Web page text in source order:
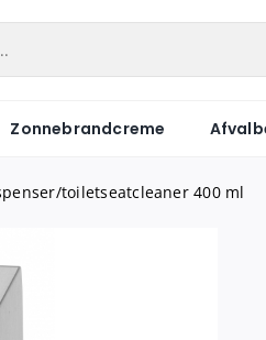
Zonnebrandcreme
toiletseatcleaner 400 ml